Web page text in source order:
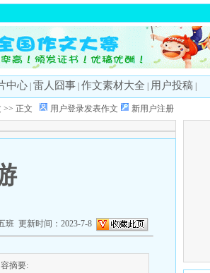
中心 雷人囧事 作文素材大全 用户投稿
>> 正文 用户登录发表作文 新用户注册
班 更新时间：2023-7-8
摘要: